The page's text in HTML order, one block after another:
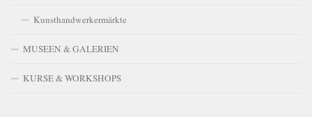
Kunsthandwerkermärkte
MUSEEN & GALERIEN
KURSE & WORKSHOPS